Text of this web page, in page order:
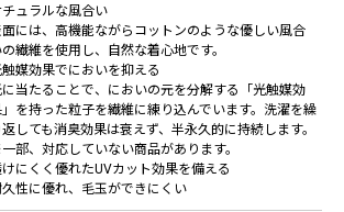
チュラルな風合い
には、高機能ながらコットンのような優しい風合
の繊維を使用し、自然な着心地です。
触媒効果でにおいを抑える
に当たることで、においの元を分解する「光触媒効
」を持った粒子を繊維に練り込んでいます。洗濯を繰
返しても消臭効果は衰えず、半永久的に持続します。
部、対応していない商品があります。
にくく優れたUVカット効果を備える
性に優れ、毛玉ができにくい